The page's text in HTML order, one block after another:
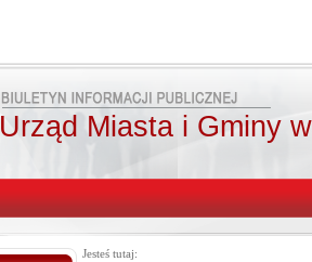
Urząd Miasta i Gminy
Jesteś tutaj: